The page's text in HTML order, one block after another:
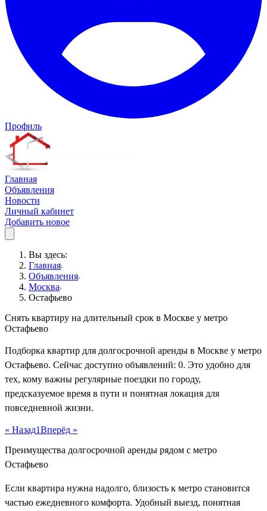
Профиль
Главная
Объявления
Новости
Личный кабинет
Добавить новое
Вы здесь:
Главная
Объявления
Москва
Остафьево
Снять квартиру на длительный срок в Москве у метро
Остафьево
Подборка квартир для долгосрочной аренды в Москве у метро
Остафьево. Сейчас доступно объявлений: 0. Это удобно для
тех, кому важны регулярные поездки по городу,
предсказуемое время в пути и понятная локация для
повседневной жизни.
« Назад1Вперёд »
Преимущества долгосрочной аренды рядом с метро
Остафьево
Если квартира нужна надолго, близость к метро становится
частью ежедневного комфорта. Удобный выезд, понятная